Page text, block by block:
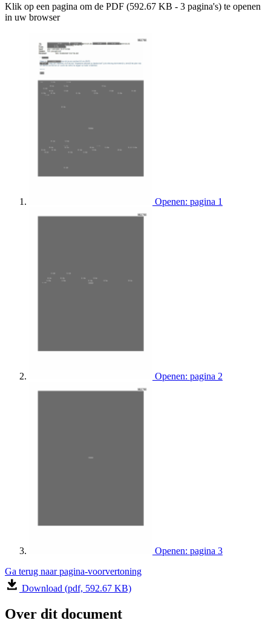
Klik op een pagina om de PDF (592.67 KB - 3 pagina's) te openen
in uw browser
Openen: pagina 1
Openen: pagina 2
Openen: pagina 3
Ga terug naar pagina-voorvertoning
Download (pdf, 592.67 KB)
Over dit document